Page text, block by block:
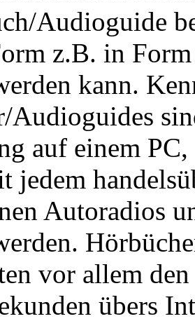
Audioguide
z.B. in
kann.
Audioguides
auf einem
jedem
Autoradios
vor allem
übers